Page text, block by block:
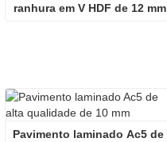
ranhura em V HDF de 12 mm
Pavimento laminado Ac5 de